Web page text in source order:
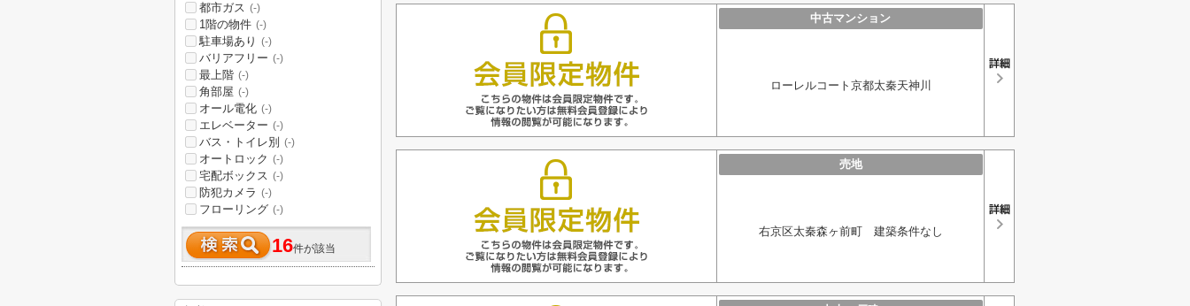
中古マンション
ローレルコート京都太秦天神川
売地
右京区太秦森ヶ前町 建築条件なし
都市ガス (-)
1階の物件 (-)
駐車場あり (-)
バリアフリー (-)
最上階 (-)
角部屋 (-)
オール電化 (-)
エレベーター (-)
バス・トイレ別 (-)
オートロック (-)
宅配ボックス (-)
防犯カメラ (-)
フローリング (-)
16件が該当